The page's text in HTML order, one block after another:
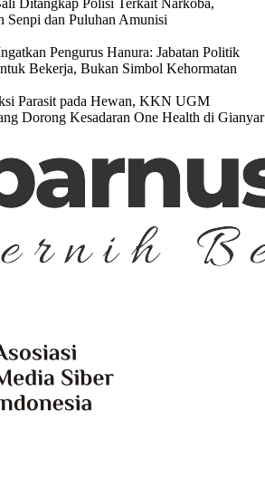
Ditangkap Polisi Terkait Narkoba,
Senpi dan Puluhan Amunisi
Pengurus Hanura: Jabatan Politik
Bekerja, Bukan Simbol Kehormatan
Parasit pada Hewan, KKN UGM
Dorong Kesadaran One Health di Gianyar